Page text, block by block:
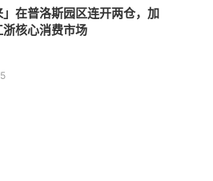
」在普洛斯园区连开两仓，加
浙核心消费市场